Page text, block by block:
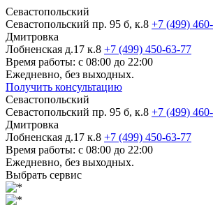
Севастопольский
Севастопольский пр. 95 б, к.8 +7 (499)
Дмитровка
Лобненская д.17 к.8 +7 (499) 450-63-77
Время работы: с 08:00 до 22:00
Ежедневно, без выходных.
Получить консультацию
Севастопольский
Севастопольский пр. 95 б, к.8 +7 (499)
Дмитровка
Лобненская д.17 к.8 +7 (499) 450-63-77
Время работы: с 08:00 до 22:00
Ежедневно, без выходных.
Выбрать сервис